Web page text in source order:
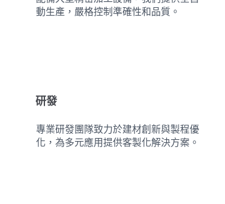
動生產，嚴格控制準確性和品質。
研發
專業研發團隊致力於建材創新與製程優
化，為多元應用提供客製化解決方案。